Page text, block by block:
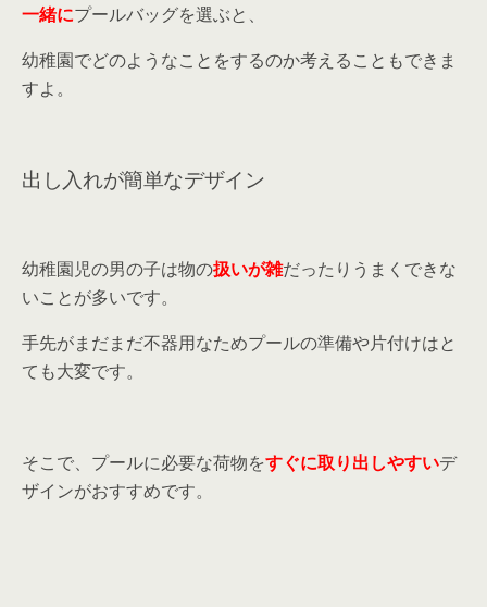
一緒にプールバッグを選ぶと、
幼稚園でどのようなことをするのか考えることもできま
すよ。
出し入れが簡単なデザイン
幼稚園児の男の子は物の扱いが雑だったりうまくできな
いことが多いです。
手先がまだまだ不器用なためプールの準備や片付けはと
ても大変です。
そこで、プールに必要な荷物をすぐに取り出しやすいデ
ザインがおすすめです。